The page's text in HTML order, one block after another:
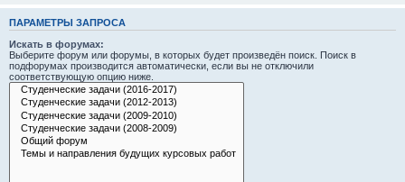
ПАРАМЕТРЫ ЗАПРОСА
Искать в форумах:
Выберите форум или форумы, в которых будет произведён поиск. Поиск в
подфорумах производится автоматически, если вы не отключили
соответствующую опцию ниже.